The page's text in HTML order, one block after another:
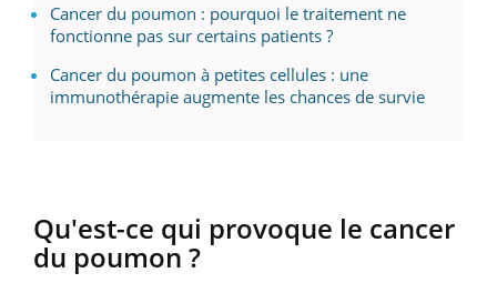
Cancer du poumon : pourquoi le traitement ne
fonctionne pas sur certains patients ?
Cancer du poumon à petites cellules : une
immunothérapie augmente les chances de survie
Qu'est-ce qui provoque le cancer
du poumon ?